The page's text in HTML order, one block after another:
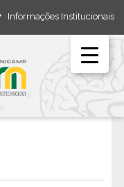
Informações Institucionais